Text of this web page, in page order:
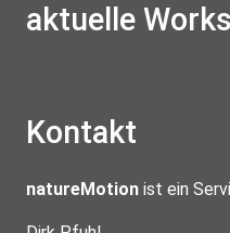
aktuelle
Kontakt
natureMotion ist ein